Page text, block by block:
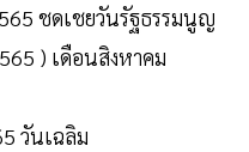
ชดเชยวันรัฐธรรมนูญ
) เดือนสิงหาคม
วันเฉลิม